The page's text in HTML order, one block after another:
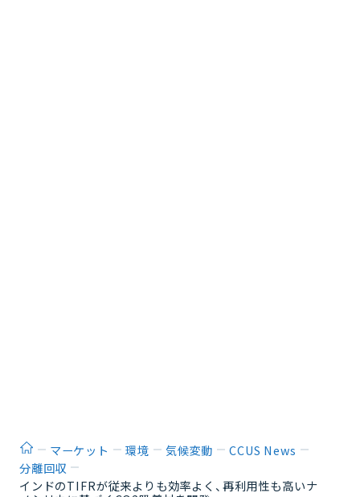
ホームマーケット 環境 気候変動
CCUS News
分離回収
インドのTIFRが従来よりも効率よく、再利用性も高いナ